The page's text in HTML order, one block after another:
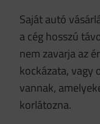
Saját autó
a cég hosszú
nem zavarja az
kockázata, vagy
vannak,
korlátozna.